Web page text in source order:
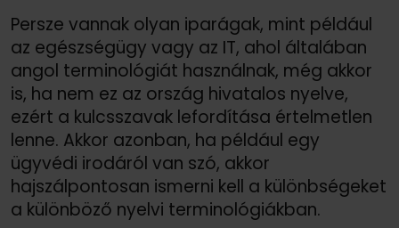
Persze vannak olyan iparágak, mint például
az egészségügy vagy az IT, ahol általában
angol terminológiát használnak, még akkor
is, ha nem ez az ország hivatalos nyelve,
ezért a kulcsszavak lefordítása értelmetlen
lenne. Akkor azonban, ha például egy
ügyvédi irodáról van szó, akkor
hajszálpontosan ismerni kell a különbségeket
a különböző nyelvi terminológiákban.